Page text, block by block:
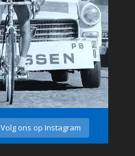
Volg ons op Instagram